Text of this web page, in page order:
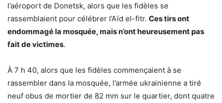
l’aéroport de Donetsk, alors que les fidèles se
rassemblaient pour célébrer l’Aïd el-fitr. Ces tirs ont
endommagé la mosquée, mais n’ont heureusement pas
fait de victimes.
À 7 h 40, alors que les fidèles commençaient à se
rassembler dans la mosquée, l’armée ukrainienne a tiré
neuf obus de mortier de 82 mm sur le quartier, dont quatre